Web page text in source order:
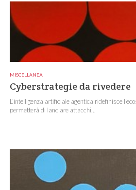
MISCELLANEA
Cyberstrategie da rivedere
L’intelligenza artificiale agentica ridefinisce
permetterà di lanciare attacchi...